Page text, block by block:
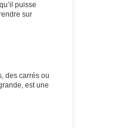
puisse
sur
des carrés ou
est une